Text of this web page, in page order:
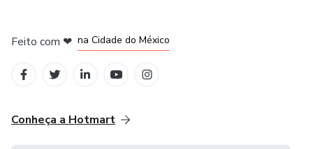
Feito com ❤ na Cidade do México
Conheça a Hotmart